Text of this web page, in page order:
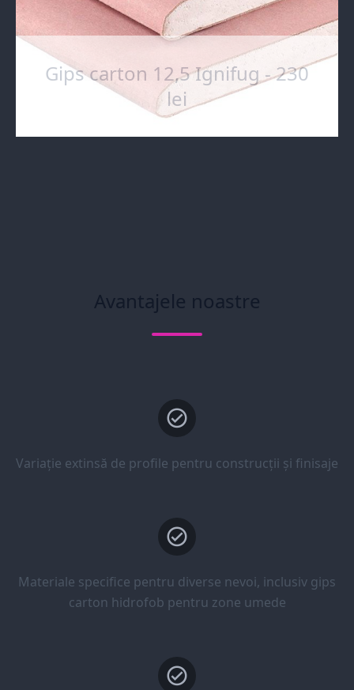
Gips carton 12,5 Ignifug - 230
lei
Avantajele noastre
Variație extinsă de profile pentru construcții și finisaje
Materiale specifice pentru diverse nevoi, inclusiv gips
carton hidrofob pentru zone umede